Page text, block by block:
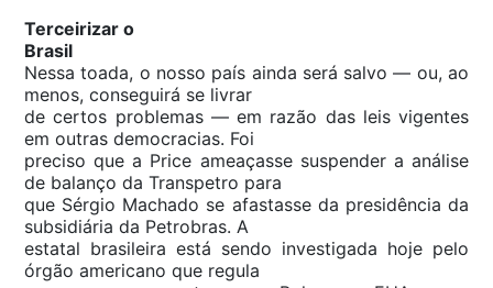
Terceirizar o
Brasil
Nessa toada, o nosso país ainda será salvo — ou, ao
menos, conseguirá se livrar
de certos problemas — em razão das leis vigentes
em outras democracias. Foi
preciso que a Price ameaçasse suspender a análise
de balanço da Transpetro para
que Sérgio Machado se afastasse da presidência da
subsidiária da Petrobras. A
estatal brasileira está sendo investigada hoje pelo
órgão americano que regula